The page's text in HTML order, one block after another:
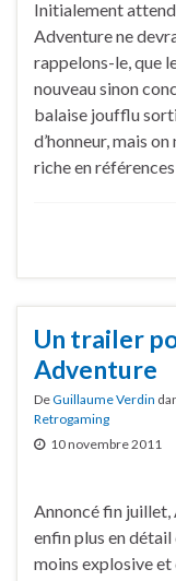
Initialement
Adventure ne
rappelons-le, que
nouveau sinon
balaise joufflu
d’honneur, mais
riche en
Un trailer
Adventure
DeGuillaume Verdin
Retrogaming
10 novembre 2011
Annoncé fin juillet,
enfin plus en
moins explosive et